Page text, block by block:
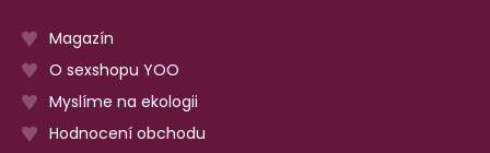
Magazín
O sexshopu YOO
Myslíme na ekologii
Hodnocení obchodu